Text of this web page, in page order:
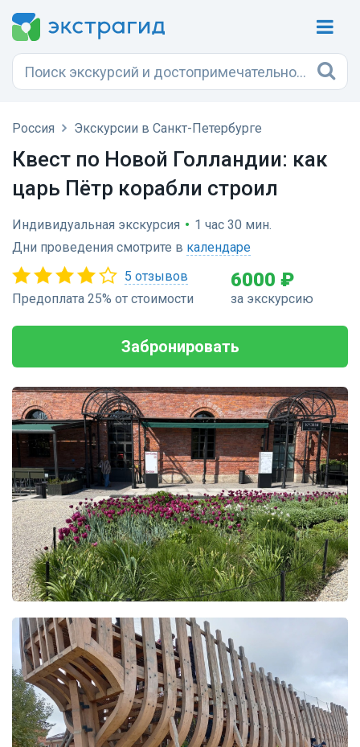
Россия Экскурсии в Санкт-Петербурге
Квест по Новой Голландии: как
царь Пётр корабли строил
Индивидуальная экскурсия • 1 час 30 мин.
Дни проведения смотрите в календаре
5 отзывов
Предоплата 25% от стоимости
6000 ₽
за экскурсию
Забронировать